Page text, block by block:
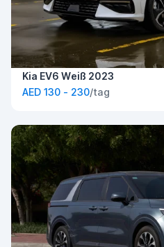
Kia EV6 Weiß 2023
AED 130 - 230/tag